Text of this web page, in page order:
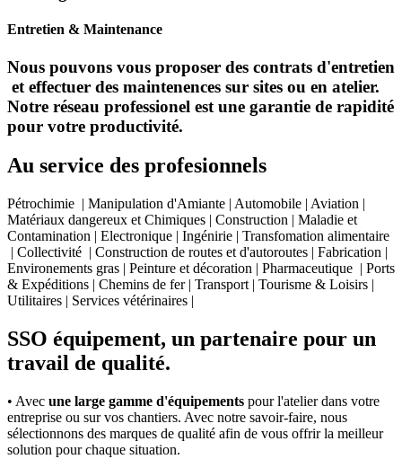
Entretien & Maintenance
Nous pouvons vous proposer des contrats d'entretien
et effectuer des maintenences sur sites ou en atelier.
Notre réseau professionel est une garantie de rapidité
pour votre productivité.
Au service des profesionnels
Pétrochimie | Manipulation d'Amiante | Automobile | Aviation |
Matériaux dangereux et Chimiques | Construction | Maladie et
Contamination | Electronique | Ingénirie | Transfomation alimentaire
| Collectivité | Construction de routes et d'autoroutes | Fabrication |
Environements gras | Peinture et décoration | Pharmaceutique | Ports
& Expéditions | Chemins de fer | Transport | Tourisme & Loisirs |
Utilitaires | Services vétérinaires |
SSO équipement, un partenaire pour un
travail de qualité.
• Avec une large gamme d'équipements pour l'atelier dans votre
entreprise ou sur vos chantiers. Avec notre savoir-faire, nous
sélectionnons des marques de qualité afin de vous offrir la meilleur
solution pour chaque situation.